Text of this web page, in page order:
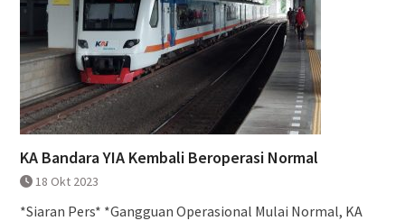
KA Bandara YIA Kembali Beroperasi Normal
18 Okt 2023
*Siaran Pers* *Gangguan Operasional Mulai Normal, KA